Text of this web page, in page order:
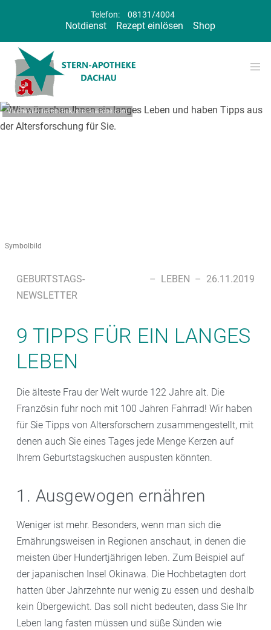
Telefon: 08131/4004
Notdienst Rezept einlösen Shop
Viacheslav Iakobchuk/stock.adobe.com
Symbolbild
GEBURTSTAGS-
NEWSLETTER
– LEBEN – 26.11.2019
9 TIPPS FÜR EIN LANGES
LEBEN
Die älteste Frau der Welt wurde 122 Jahre alt. Die
Französin fuhr noch mit 100 Jahren Fahrrad! Wir haben
für Sie Tipps von Altersforschern zusammengestellt, mit
denen auch Sie eines Tages jede Menge Kerzen auf
Ihrem Geburtstagskuchen auspusten könnten.
1. Ausgewogen ernähren
Weniger ist mehr. Besonders, wenn man sich die
Ernährungsweisen in Regionen anschaut, in denen die
meisten über Hundertjährigen leben. Zum Beispiel auf
der japanischen Insel Okinawa. Die Hochbetagten dort
hatten über Jahrzehnte nur wenig zu essen und deshalb
kein Übergewicht. Das soll nicht bedeuten, dass Sie Ihr
Leben lang fasten müssen und süße Sünden wie